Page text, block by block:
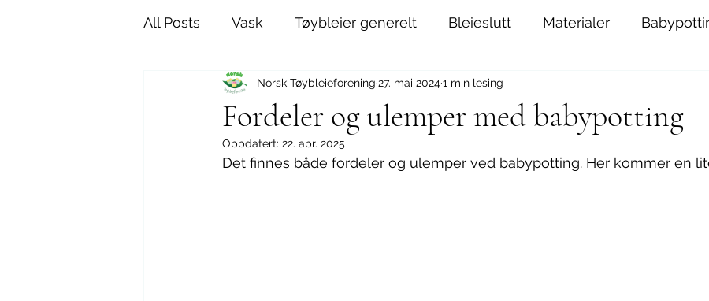
All Posts Vask Tøybleier generelt Bleieslutt Materialer
Tøybleier i barnehagen Nyfødtbleier Tøybleiesystemer
Fordeler og ulemper med babypotting
Norsk Tøybleieforening 27. mai 20241 min lesing
Oppdatert: 22. apr. 2025
Det finnes både fordeler og ulemper ved babypotting. Her kommer en